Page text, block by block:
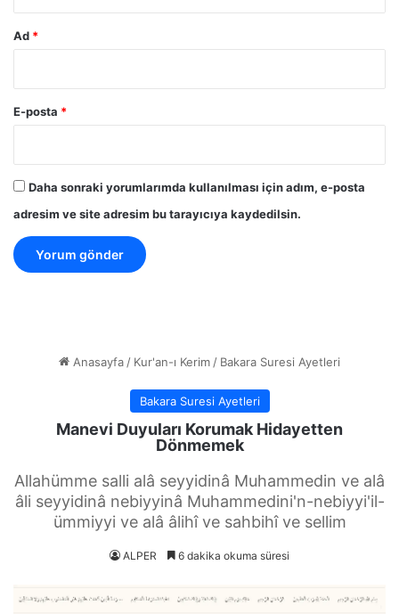
Ad *
E-posta *
Daha sonraki yorumlarımda kullanılması için adım, e-posta
adresim ve site adresim bu tarayıcıya kaydedilsin.